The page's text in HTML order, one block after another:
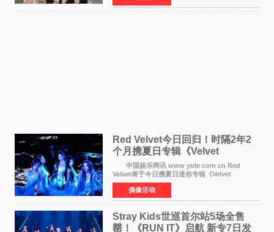
模式。 本剧改
Red Velvet今日回归！时隔2年2
个月携夏日专辑《Velvet
Summer》重启完整体活动
中国娱乐网讯 www yule com cn Red
Velvet将于今日携夏日迷你专辑《Velvet
Summer》时隔2年2个月重启完整体活动。这张
于8月3日发行的专辑，主打柔和成熟氛围的夏日
音乐，收录了成员们想着
偶像活动
Stray Kids世巡首尔站5场全售
罄！《RUN IT》启航 新专7日发